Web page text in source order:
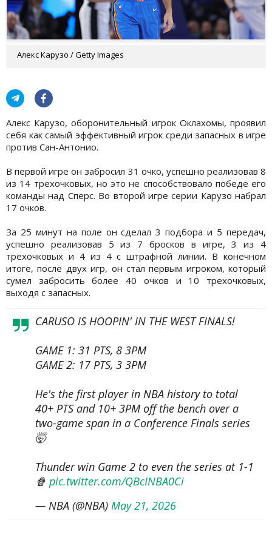
Алекс Карузо / Getty Images
Алекс Карузо, оборонительный игрок Оклахомы, проявил
себя как самый эффективный игрок среди запасных в игре
против Сан-Антонио.
В первой игре он забросил 31 очко, успешно реализовав 8
из 14 трехочковых, но это не способствовало победе его
команды над Сперс. Во второй игре серии Карузо набрал
17 очков.
За 25 минут на поле он сделал 3 подбора и 5 передач,
успешно реализовав 5 из 7 бросков в игре, 3 из 4
трехочковых и 4 из 4 с штрафной линии. В конечном
итоге, после двух игр, он стал первым игроком, который
сумел забросить более 40 очков и 10 трехочковых,
выходя с запасных.
CARUSO IS HOOPIN' IN THE WEST FINALS!
GAME 1: 31 PTS, 8 3PM
GAME 2: 17 PTS, 3 3PM
He's the first player in NBA history to total
40+ PTS and 10+ 3PM off the bench over a
two-game span in a Conference Finals series
🤯
Thunder win Game 2 to even the series at 1-1
🍿 pic.twitter.com/QBcINBA0Ci
— NBA (@NBA) May 21, 2026